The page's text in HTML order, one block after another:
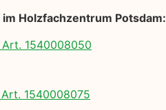
im Holzfachzentrum Potsdam:
1540008050
1540008075